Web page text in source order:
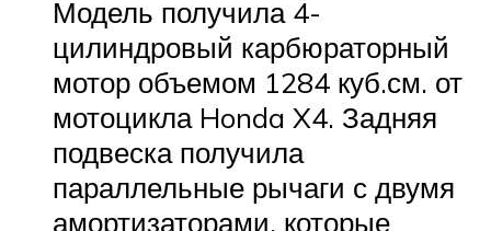
Модель получила 4-
цилиндровый карбюраторный
мотор объемом 1284 куб.см. от
мотоцикла Honda X4. Задняя
подвеска получила
параллельные рычаги с двумя
амортизаторами, которые